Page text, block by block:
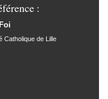
:
Catholique de Lille